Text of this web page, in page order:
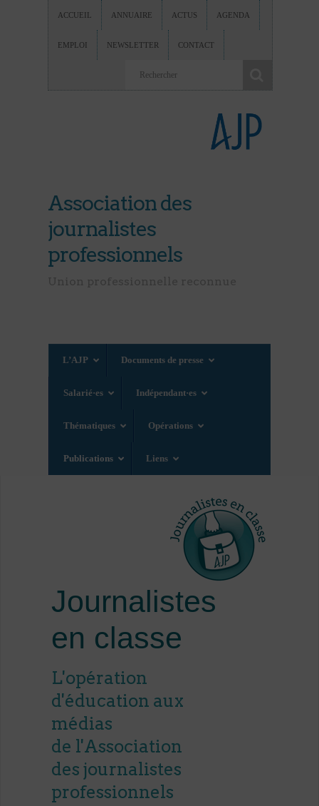
ACCUEIL ANNUAIRE ACTUS AGENDA
EMPLOI NEWSLETTER CONTACT
Association des
journalistes
professionnels
L’AJP Documents de presse
Salarié·es Indépendant·es
Thématiques Opérations
Publications Liens
Journalistes
en classe
L'opération
d'éducation aux
médias
de l'Association
des journalistes
professionnels